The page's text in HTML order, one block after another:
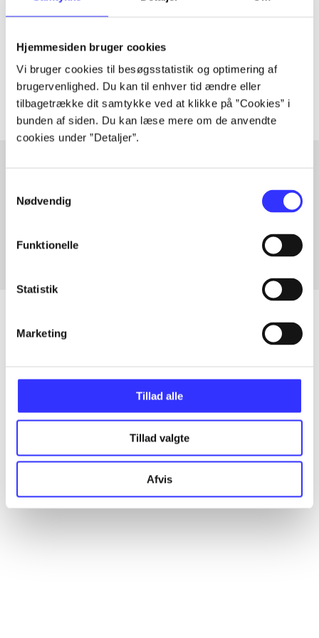
Hjemmesiden bruger cookies
Vi bruger cookies til besøgsstatistik og optimering af
brugervenlighed. Du kan til enhver tid ændre eller
tilbagetrække dit samtykke ved at klikke på ”Cookies” i
bunden af siden. Du kan læse mere om de anvendte
cookies under ”Detaljer”.
Nødvendig
Funktionelle
Statistik
Marketing
Tillad alle
Tillad valgte
Afvis
Tidsskrift
Artiklerne i handler ofte om
Artikler med samme emner
Alle registrerede artikler fordelt på udgivelser
...
...
...